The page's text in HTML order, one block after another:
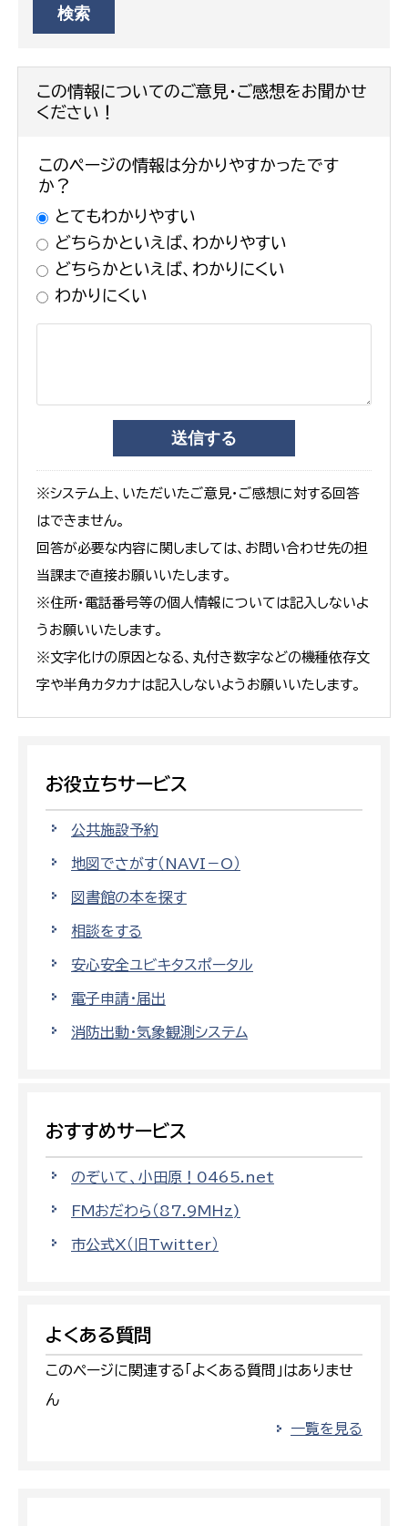
この情報についてのご意見・ご感想をお聞かせ
ください！
このページの情報は分かりやすかったです
か？
とてもわかりやすい
どちらかといえば、わかりやすい
どちらかといえば、わかりにくい
わかりにくい
※システム上、いただいたご意見・ご感想に対する回答
はできません。
回答が必要な内容に関しましては、お問い合わせ先の担
当課まで直接お願いいたします。
※住所・電話番号等の個人情報については記入しないよ
うお願いいたします。
※文字化けの原因となる、丸付き数字などの機種依存文
字や半角カタカナは記入しないようお願いいたします。
お役立ちサービス
公共施設予約
地図でさがす（NAVI－O）
図書館の本を探す
相談をする
安心安全ユビキタスポータル
電子申請・届出
消防出動・気象観測システム
おすすめサービス
のぞいて、小田原！0465.net
FMおだわら（87.9MHz)
市公式X（旧Twitter）
よくある質問
このページに関連する「よくある質問」はありませ
ん
一覧を見る